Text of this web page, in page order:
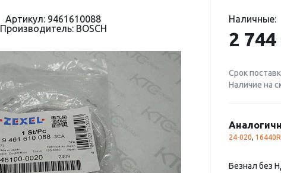
Артикул: 9461610088
Производитель: BOSCH
Наличные:
2 744
Срок
Наличие на
24-020,
Безнал без